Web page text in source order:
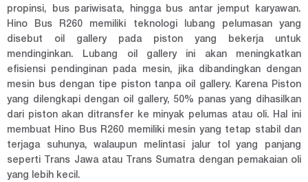
propinsi, bus pariwisata, hingga bus antar jemput karyawan.
Hino Bus R260 memiliki teknologi lubang pelumasan yang
disebut oil gallery pada piston yang bekerja untuk
mendinginkan. Lubang oil gallery ini akan meningkatkan
efisiensi pendinginan pada mesin, jika dibandingkan dengan
mesin bus dengan tipe piston tanpa oil gallery. Karena Piston
yang dilengkapi dengan oil gallery, 50% panas yang dihasilkan
dari piston akan ditransfer ke minyak pelumas atau oli. Hal ini
membuat Hino Bus R260 memiliki mesin yang tetap stabil dan
terjaga suhunya, walaupun melintasi jalur tol yang panjang
seperti Trans Jawa atau Trans Sumatra dengan pemakaian oli
yang lebih kecil.